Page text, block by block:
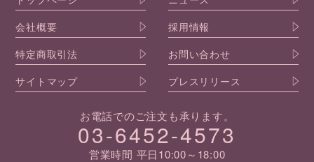
会社概要
採用情報
特定商取引法
お問い合わせ
サイトマップ
プレスリリース
お電話でのご注文も承ります。
03-6452-4573
営業時間 平日10:00～18:00